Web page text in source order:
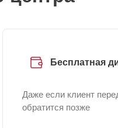
Бесплатная
Даже если клиент
обратится позже